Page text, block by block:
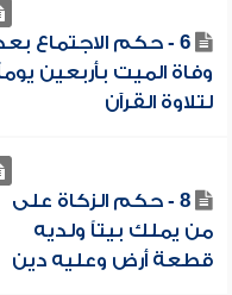
6 - حكم الاجتماع
وفاة الميت بأربعين
لتلاوة القرآن
8 - حكم الزكاة على
من يملك بيتاً ولديه
قطعة أرض وعليه دين